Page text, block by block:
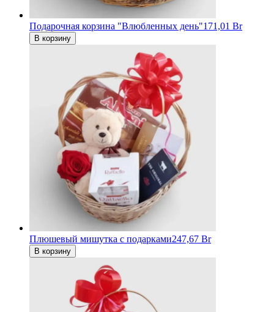
Подарочная корзина "Влюбленных день"171,01 Br
В корзину
Плюшевый мишутка с подарками247,67 Br
В корзину